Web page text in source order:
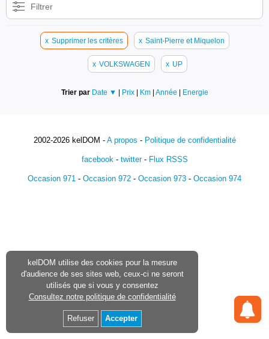
Filtrer
x Supprimer les critères x Saint-Pierre et Miquelon
x VOLKSWAGEN x UP
Trier par Date ▼ | Prix | Km | Année | Energie
2002-2026 kelDOM - A propos - Politique de confidentialité
facebook- twitter- Flux RSSS
Occasion 971 - Occasion 972 - Occasion 973 - Occasion 974
kelDOM utilise des cookies pour la mesure
d'audience de ses sites web, ceux-ci ne seront
utilisés que si vous y consentez
Consultez notre politique de confidentialité
Refuser Accepter